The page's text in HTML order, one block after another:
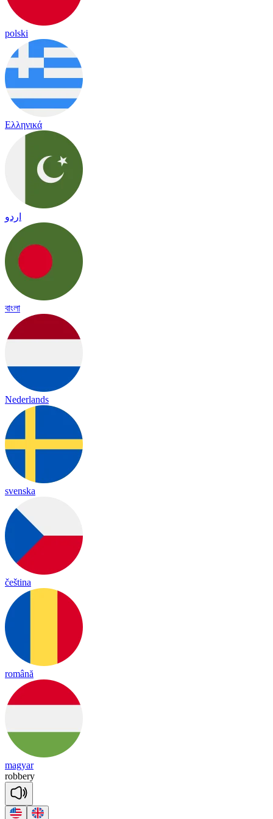
polski
Ελληνικά
اردو
বাংলা
Nederlands
svenska
čeština
română
magyar
robbery